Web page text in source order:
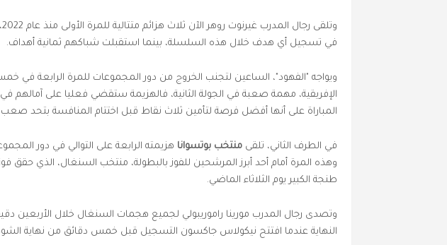
في تسجيل أي هدف خلال هذه السلسلة، بينما استقبلت شباكهم ثمانية أهداف.
ويواجه "الفهود"، الساعين لتجنب الخروج من دور المجموعات للمرة الرابعة
الإفريقية، مهمة صعبة في الجولة الثانية، فالهزيمة ستقضي فعليا على آمالهم
المباراة على أنها أفضل فرصة لتأمين ثلاث نقاط قبل اختتام المنافسة بتحد
في الطرف الثاني، تلقىمنتخب بوتسوانا هزيمته الرابعة على التوالي في دور
طنجة الكبير يوم الثلاثاء الماضي.
وتصدى رجال المدرب مورينا راموريبولي لجميع هجمات السنغال خلال الأربعين
النهاية عندما افتتح نيكولاس جاكسون التسجيل قبل خمس دقائق من نهاية